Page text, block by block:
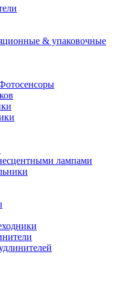
& упаковочные
лампами